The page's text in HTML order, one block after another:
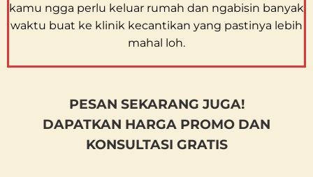
kamu ngga perlu keluar rumah dan ngabisin banyak
waktu buat ke klinik kecantikan yang pastinya lebih
mahal loh.
PESAN SEKARANG JUGA!
DAPATKAN HARGA PROMO DAN
KONSULTASI GRATIS